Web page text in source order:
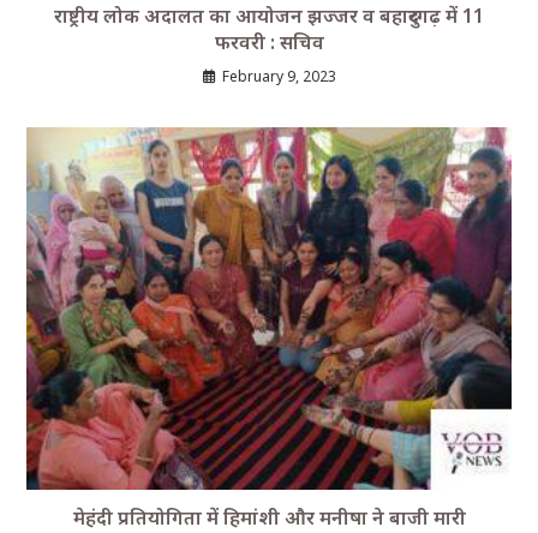
राष्ट्रीय लोक अदालत का आयोजन झज्जर व बहादुरगढ़ में 11
फरवरी : सचिव
February 9, 2023
मेहंदी प्रतियोगिता में हिमांशी और मनीषा ने बाजी मारी